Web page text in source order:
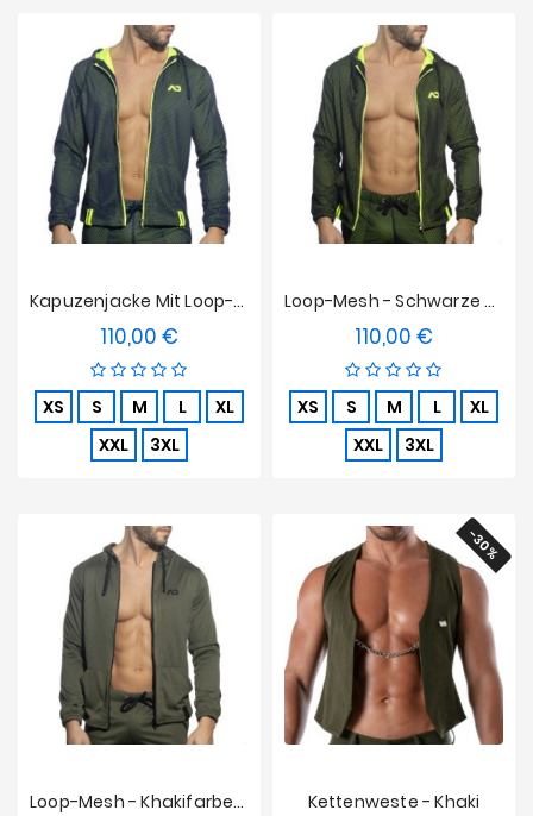
Kapuzenjacke Mit Loop-Mesh - Navy
110,00 €
XS S M L
XL
XXL
3XL
Loop-Mesh - Schwarze Kapuzenjacke
110,00 €
XS S M L
XL
XXL
3XL
Loop-Mesh - Khakifarbene Kapuzenjacke
-30%
Kettenweste - Khaki